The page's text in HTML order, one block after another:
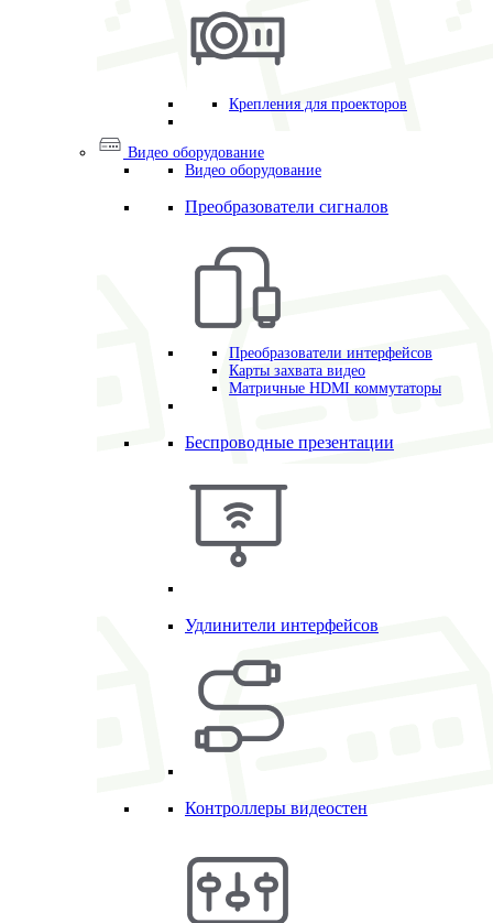
Крепления для проекторов
Видео оборудование
Видео оборудование
Преобразователи сигналов
Преобразователи интерфейсов
Карты захвата видео
Матричные HDMI коммутаторы
Беспроводные презентации
Удлинители интерфейсов
Контроллеры видеостен